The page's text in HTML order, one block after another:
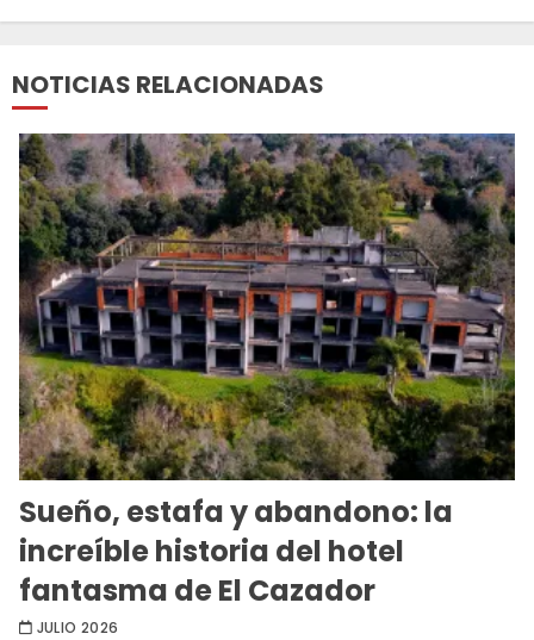
NOTICIAS RELACIONADAS
Sueño, estafa y abandono: la
increíble historia del hotel
fantasma de El Cazador
JULIO 2026